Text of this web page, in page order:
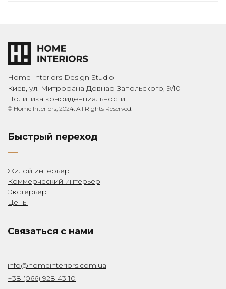
Home Interiors Design Studio
Киев, ул. Митрофана Довнар-Запольского, 9/10
Политика конфиденциальности
© Home Interiors, 2024. All Rights Reserved.
Быстрый переход
Жилой интерьер
Коммерческий интерьер
Экстерьер
Цены
Связаться с нами
info@homeinteriors.com.ua
+38 (066) 928 43 10